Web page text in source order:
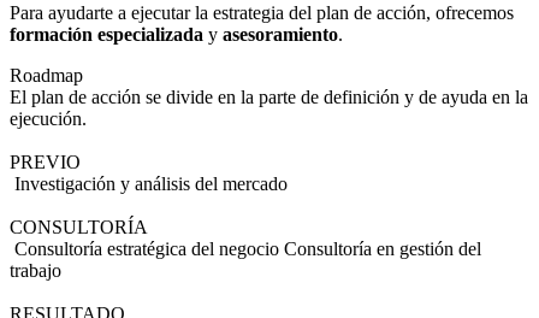
Para ayudarte a ejecutar la estrategia del plan de acción, ofrecemos
formación especializada y asesoramiento.
Roadmap
El plan de acción se divide en la parte de definición y de ayuda en la
ejecución.
PREVIO
Investigación y análisis del mercado
CONSULTORÍA
Consultoría estratégica del negocio Consultoría en gestión del
trabajo
RESULTADO